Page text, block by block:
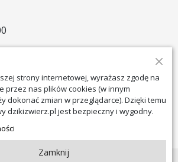
strony internetowej, wyrażasz zgodę na
przez nas plików cookies (w innym
dokonać zmian w przeglądarce). Dzięki temu
dzikizwierz.pl jest bezpieczny i wygodny.
Zamknij